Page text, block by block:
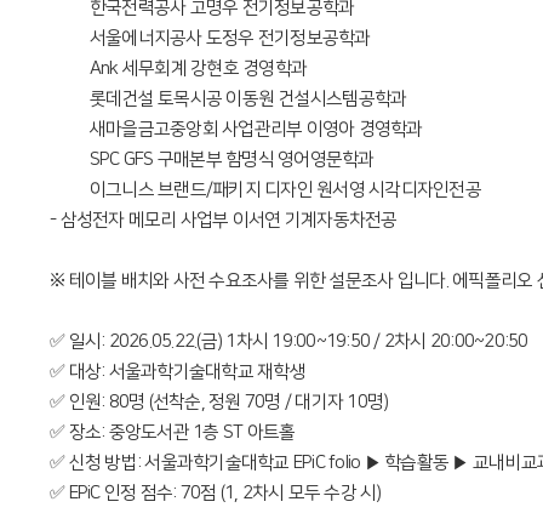
• 한국전력공사 고명우 전기정보공학과
• 서울에너지공사 도정우 전기정보공학과
• Ank 세무회계 강현호 경영학과
• 롯데건설 토목시공 이동원 건설시스템공학과
• 새마을금고중앙회 사업관리부 이영아 경영학과
• SPC GFS 구매본부 함명식 영어영문학과
• 이그니스 브랜드/패키지 디자인 원서영 시각디자인전공
- 삼성전자 메모리 사업부 이서연 기계자동차전공
※ 테이블 배치와 사전 수요조사를 위한 설문조사 입니다. 에픽폴리오
✅ 일시: 2026.05.22.(금) 1차시 19:00~19:50 / 2차시 20:00~20:50
✅ 대상: 서울과학기술대학교 재학생
✅ 인원: 80명 (선착순, 정원 70명 / 대기자 10명)
✅ 장소: 중앙도서관 1층 ST 아트홀
✅ 신청 방법: 서울과학기술대학교 EPiC folio ▶ 학습활동 ▶ 교내비
✅ EPiC 인정 점수: 70점 (1, 2차시 모두 수강 시)